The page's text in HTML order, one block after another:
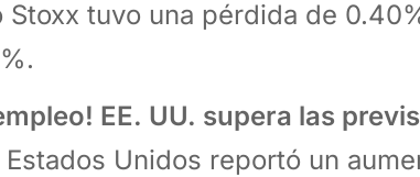
Stoxx tuvo una pérdida de
EE. UU. supera las
Unidos reportó un